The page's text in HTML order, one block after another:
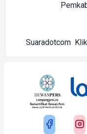
Suaradotcom